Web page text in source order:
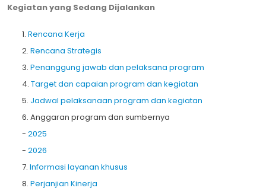
Kegiatan yang Sedang Dijalankan
1. Rencana Kerja
2. Rencana Strategis
3. Penanggung jawab dan pelaksana program
4. Target dan capaian program dan kegiatan
5. Jadwal pelaksanaan program dan kegiatan
6. Anggaran program dan sumbernya
- 2025
- 2026
7. Informasi layanan khusus
8. Perjanjian Kinerja